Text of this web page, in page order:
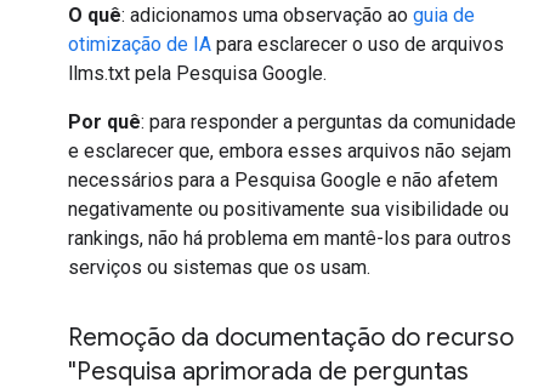
O quê: adicionamos uma observação ao guia de
otimização de IA para esclarecer o uso de arquivos
llms.txt pela Pesquisa Google.
Por quê: para responder a perguntas da comunidade
e esclarecer que, embora esses arquivos não sejam
necessários para a Pesquisa Google e não afetem
negativamente ou positivamente sua visibilidade ou
rankings, não há problema em mantê-los para outros
serviços ou sistemas que os usam.
Remoção da documentação do recurso
"Pesquisa aprimorada de perguntas